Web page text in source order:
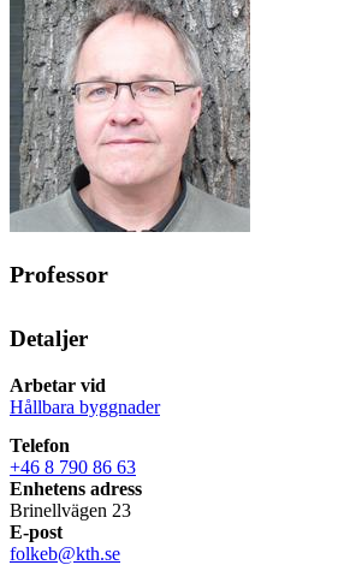
Professor
Detaljer
Arbetar vid
Hållbara byggnader
Telefon
+46 8 790 86 63
Enhetens adress
Brinellvägen 23
E-post
folkeb@kth.se